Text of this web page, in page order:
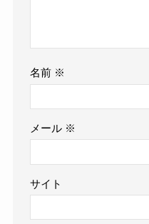
名前 ※
メール ※
サイト